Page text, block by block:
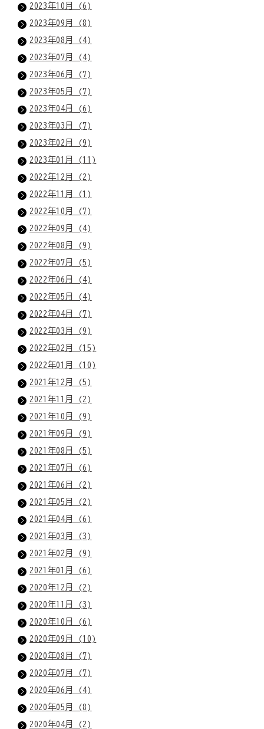
2023年10月 (6)
2023年09月 (8)
2023年08月 (4)
2023年07月 (4)
2023年06月 (7)
2023年05月 (7)
2023年04月 (6)
2023年03月 (7)
2023年02月 (9)
2023年01月 (11)
2022年12月 (2)
2022年11月 (1)
2022年10月 (7)
2022年09月 (4)
2022年08月 (9)
2022年07月 (5)
2022年06月 (4)
2022年05月 (4)
2022年04月 (7)
2022年03月 (9)
2022年02月 (15)
2022年01月 (10)
2021年12月 (5)
2021年11月 (2)
2021年10月 (9)
2021年09月 (9)
2021年08月 (5)
2021年07月 (6)
2021年06月 (2)
2021年05月 (2)
2021年04月 (6)
2021年03月 (3)
2021年02月 (9)
2021年01月 (6)
2020年12月 (2)
2020年11月 (3)
2020年10月 (6)
2020年09月 (10)
2020年08月 (7)
2020年07月 (7)
2020年06月 (4)
2020年05月 (8)
2020年04月 (2)